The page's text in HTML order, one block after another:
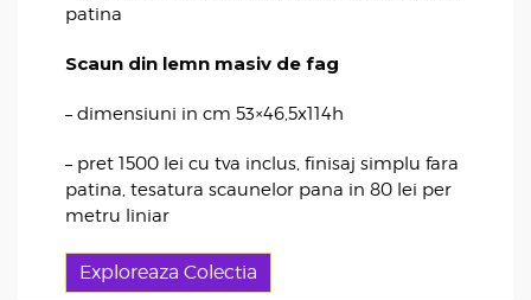
patina
Scaun din lemn masiv de fag
– dimensiuni in cm 53×46,5x114h
– pret 1500 lei cu tva inclus, finisaj simplu fara
patina, tesatura scaunelor pana in 80 lei per
metru liniar
Exploreaza Colectia